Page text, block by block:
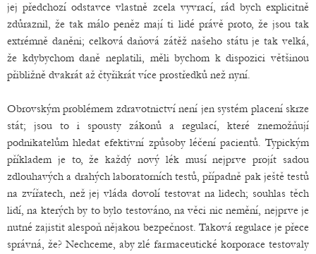
jej předchozí odstavce vlastně zcela vyvrací, rád bych explicitně
zdůraznil, že tak málo peněz mají ti lidé právě proto, že jsou tak
extrémně daněni; celková daňová zátěž našeho státu je tak velká,
že kdybychom daně neplatili, měli bychom k dispozici většinou
přibližně dvakrát až čtyřikrát více prostředků než nyní.
Obrovským problémem zdravotnictví není jen systém placení skrze
stát; jsou to i spousty zákonů a regulací, které znemožňují
podnikatelům hledat efektivní způsoby léčení pacientů. Typickým
příkladem je to, že každý nový lék musí nejprve projít sadou
zdlouhavých a drahých laboratorních testů, případně pak ještě testů
na zvířatech, než jej vláda dovolí testovat na lidech; souhlas těch
lidí, na kterých by to bylo testováno, na věci nic nemění, nejprve je
nutné zajistit alespoň nějakou bezpečnost. Taková regulace je přece
správná, že? Nechceme, aby zlé farmaceutické korporace testovaly